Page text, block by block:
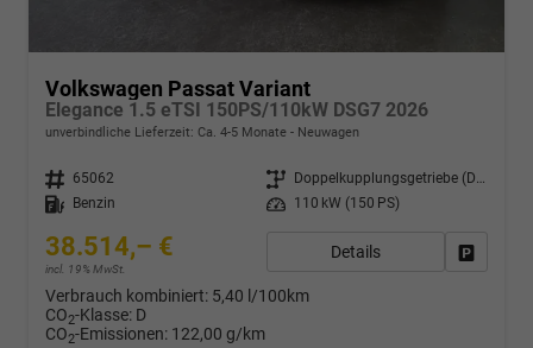
Volkswagen Passat Variant
Elegance 1.5 eTSI 150PS/110kW DSG7 2026
unverbindliche Lieferzeit: Ca. 4-5 Monate Neuwagen
Fahrzeugnr. 65062 Getriebe
Doppelkupplungsgetriebe (DSG)
Kraftstoff
Benzin Leistung 110 kW (150 PS)
38.514,– €
incl. 19% MwSt.
Details
Verbrauch kombiniert: 5,40 l/100km
CO2-Klasse: D
CO2-Emissionen: 122,00 g/km